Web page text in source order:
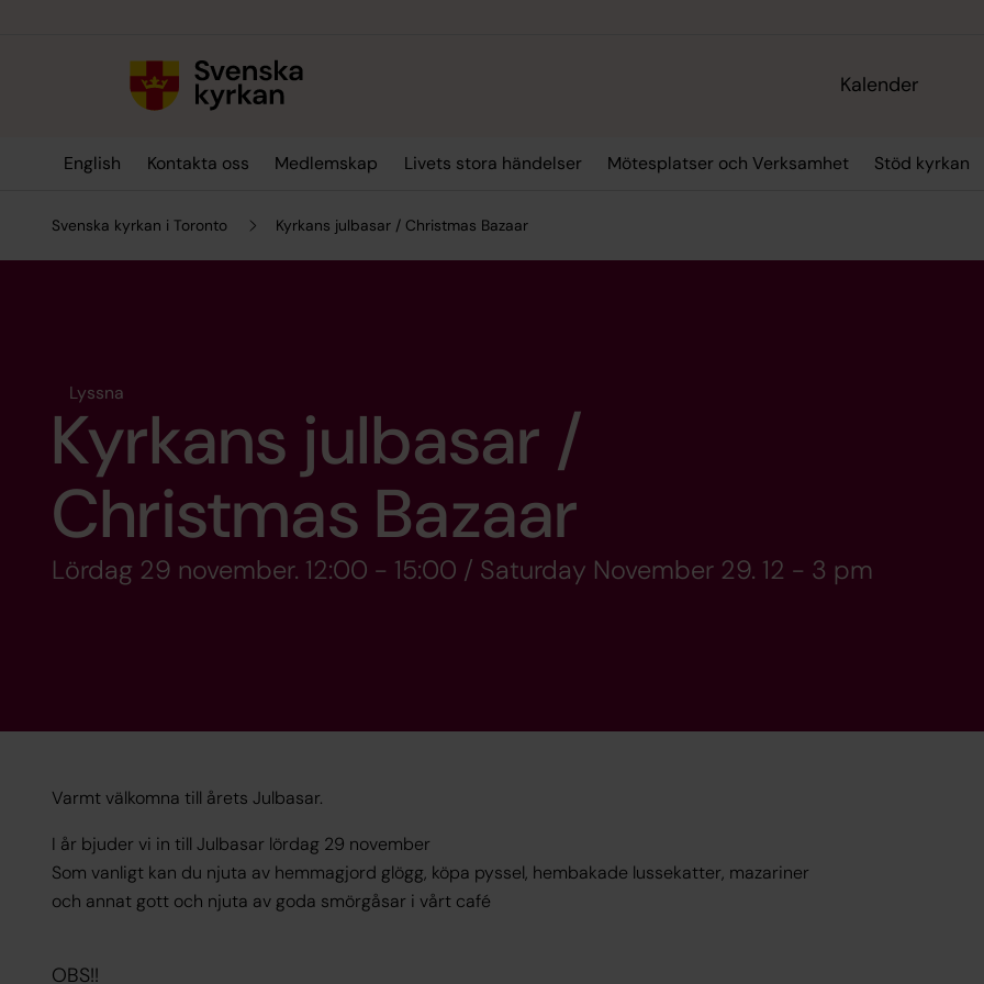
Kalender
English Kontakta oss Medlemskap Livets stora händelser Mötesplatser och Verksamhet Stöd kyrkan
Svenska kyrkan i Toronto Kyrkans julbasar / Christmas Bazaar
Lyssna
Kyrkans julbasar /
Christmas Bazaar
Lördag 29 november. 12:00 - 15:00 / Saturday November 29. 12 - 3 pm
Varmt välkomna till årets Julbasar.
I år bjuder vi in till Julbasar lördag 29 november
Som vanligt kan du njuta av hemmagjord glögg, köpa pyssel, hembakade lussekatter, mazariner
och annat gott och njuta av goda smörgåsar i vårt café
OBS!!